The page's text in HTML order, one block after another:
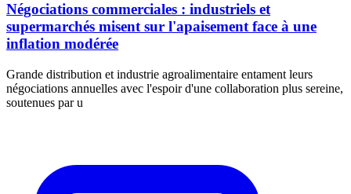
Négociations commerciales : industriels et
supermarchés misent sur l'apaisement face à une
inflation modérée
Grande distribution et industrie agroalimentaire entament leurs
négociations annuelles avec l'espoir d'une collaboration plus sereine,
soutenues par u